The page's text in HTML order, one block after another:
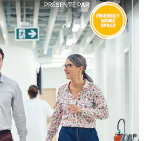
PRÉSENTÉ PAR